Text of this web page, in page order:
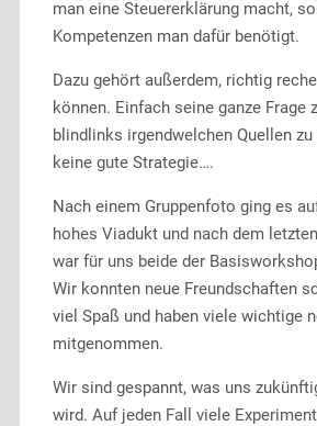
man eine Steuererklärung macht,
Kompetenzen man dafür benötigt.
Dazu gehört außerdem, richtig
können. Einfach seine ganze Frage
blindlinks irgendwelchen Quellen
keine gute Strategie….
Nach einem Gruppenfoto ging es
hohes Viadukt und nach dem
war für uns beide der
Wir konnten neue Freundschaften
viel Spaß und haben viele wichtige
mitgenommen.
Wir sind gespannt, was uns
wird. Auf jeden Fall viele